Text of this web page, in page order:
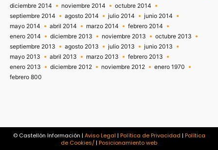
diciembre 2014
noviembre 2014
octubre 2014
septiembre 2014
agosto 2014 julio 2014
junio 2014
mayo 2014
abril 2014 marzo 2014
febrero 2014
enero 2014
diciembre 2013 noviembre 2013
octubre 2013
septiembre 2013
agosto 2013 julio 2013
junio 2013
mayo 2013
abril 2013 marzo 2013
febrero 2013
enero 2013
diciembre 2012 noviembre 2012
enero 1970
febrero 800
© Castellón Información | Aviso Legal | Política de Privacidad | Política
de Cookies/| Posicionamiento web